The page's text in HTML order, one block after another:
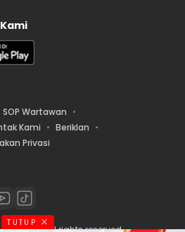
SOP Wartawan
Kami
Beriklan
Privasi
| All rights reserved.
TUTUP